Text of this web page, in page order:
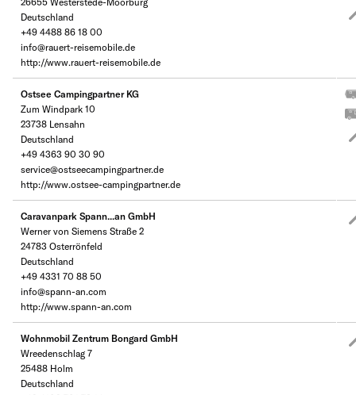
Deutschland
+49 4488 86 18 00
info@rauert-reisemobile.de
http://www.rauert-reisemobile.de
Ostsee Campingpartner KG
Zum Windpark 10
23738 Lensahn
Deutschland
+49 4363 90 30 90
service@ostseecampingpartner.de
http://www.ostsee-campingpartner.de
Caravanpark Spann...an GmbH
Werner von Siemens Straße 2
24783 Osterrönfeld
Deutschland
+49 4331 70 88 50
info@spann-an.com
http://www.spann-an.com
Wohnmobil Zentrum Bongard GmbH
Wreedenschlag 7
25488 Holm
Deutschland